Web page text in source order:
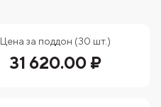
Цена за поддон (30 шт.)
31 620.00 ₽